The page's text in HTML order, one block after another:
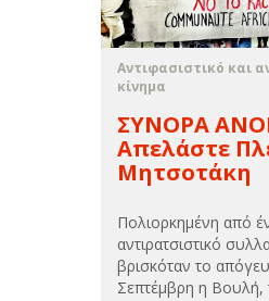
Αντιφασιστικό και
κίνημα
ΣΥΝΟΡΑ
Απελάστε
Μητσοτάκη
Πολιορκημένη από
αντιρατσιστικό
βρισκόταν το
Σεπτέμβρη η